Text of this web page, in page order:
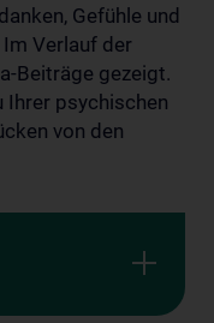
Gefühle und
Verlauf der
Beiträge gezeigt.
Ihrer psychischen
von den